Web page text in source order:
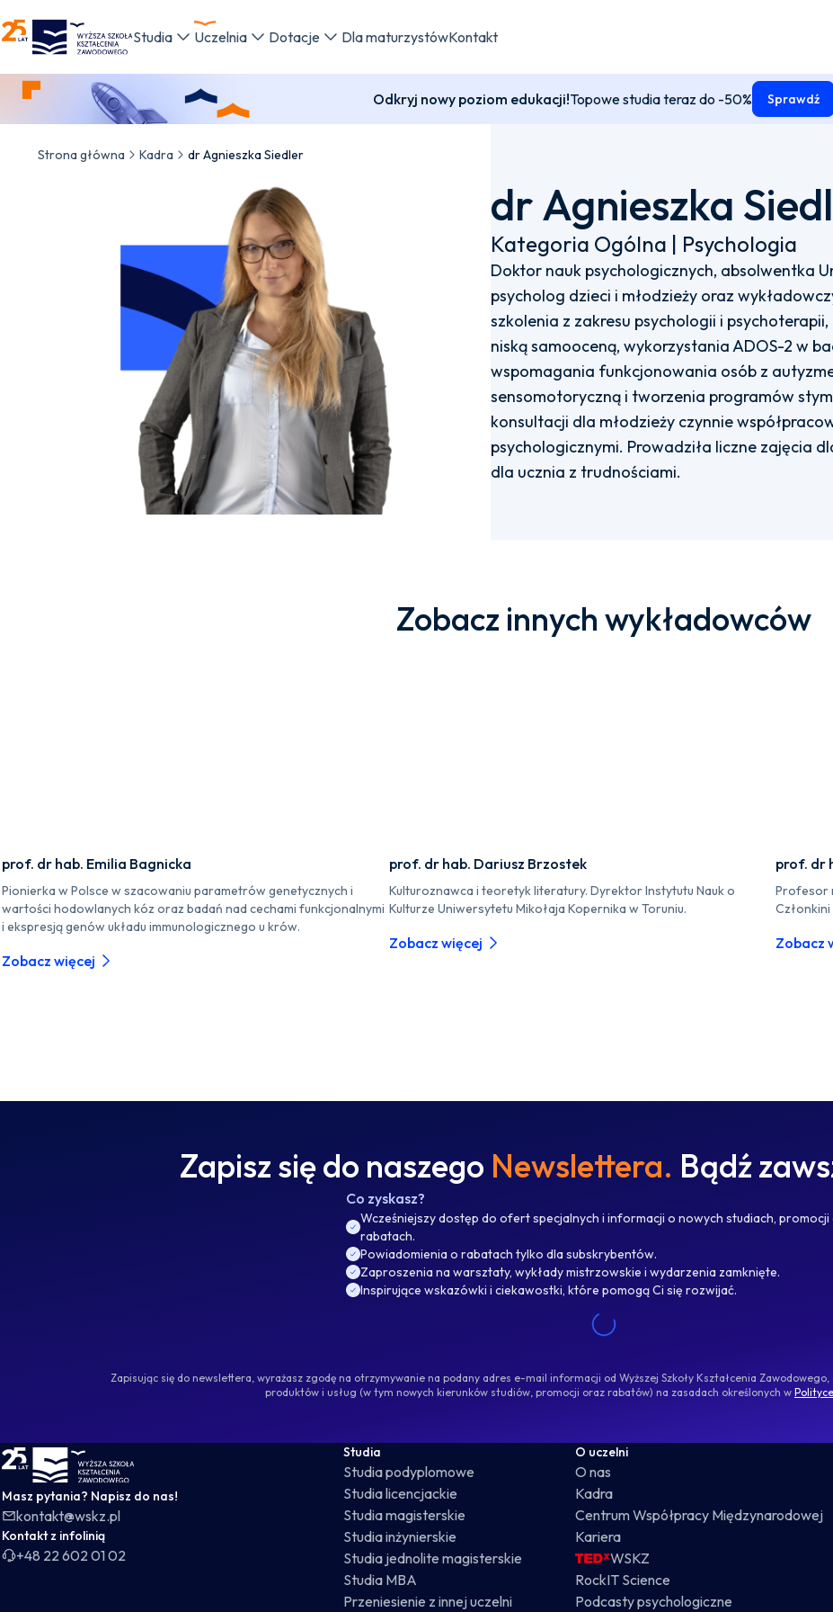
WSKZ - strona główna
Studia Uczelnia Dotacje Dla maturzystówKontakt
Odkryj nowy poziom edukacji!Topowe studia teraz do -50% Sprawdź
Strona główna Kadra dr Agnieszka Siedler
dr Agnieszka
Kategoria Ogólna | Psychologia
Doktor nauk psychologicznych, absolwentka
psycholog dzieci i młodzieży oraz
szkolenia z zakresu psychologii i
niską samooceną, wykorzystania ADOS-2 w
wspomagania funkcjonowania osób z
sensomotoryczną i tworzenia programów
konsultacji dla młodzieży czynnie
psychologicznymi. Prowadziła liczne zajęcia
dla ucznia z trudnościami.
Zobacz innych wykładowców
prof. dr hab. Emilia Bagnicka
Pionierka w Polsce w szacowaniu parametrów genetycznych i
wartości hodowlanych kóz oraz badań nad cechami funkcjonalnymi
i ekspresją genów układu immunologicznego u krów.
Zobacz więcej
prof. dr hab. Dariusz Brzostek
Kulturoznawca i teoretyk literatury. Dyrektor Instytutu Nauk o
Kulturze Uniwersytetu Mikołaja Kopernika w Toruniu.
Zobacz więcej
prof. dr
Profesor
Zobacz
Zapisz się do naszego Newslettera. Bądź
Co zyskasz?
Wcześniejszy dostęp do ofert specjalnych i informacji o nowych studiach, promocji
rabatach.
Powiadomienia o rabatach tylko dla subskrybentów.
Zaproszenia na warsztaty, wykłady mistrzowskie i wydarzenia zamknięte.
Inspirujące wskazówki i ciekawostki, które pomogą Ci się rozwijać.
Zapisując się do newslettera, wyrażasz zgodę na otrzymywanie na podany adres e-mail informacji od Wyższej Szkoły Kształcenia
produktów i usług (w tym nowych kierunków studiów, promocji oraz rabatów) na zasadach określonych w
WSKZ - strona główna
Masz pytania? Napisz do nas!
kontakt@wskz.pl
Kontakt z infolinią
+48 22 602 01 02
Studia
Studia podyplomowe
Studia licencjackie
Studia magisterskie
Studia inżynierskie
Studia jednolite magisterskie
Studia MBA
Przeniesienie z innej uczelni
O uczelni
O nas
Kadra
Centrum Współpracy Międzynarodowej
Kariera
WSKZ
RockIT Science
Podcasty psychologiczne